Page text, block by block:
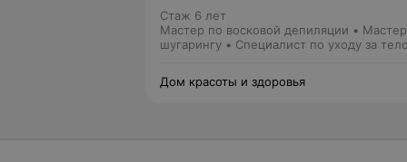
Стаж 6 лет
Мастер по восковой депиляции •
шугарингу • Специалист по уходу за
Дом красоты и здоровья